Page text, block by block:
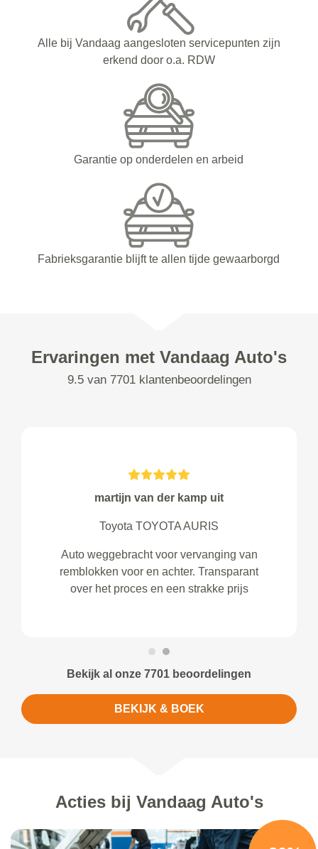
Alle bij Vandaag aangesloten servicepunten zijn
erkend door o.a. RDW
Garantie op onderdelen en arbeid
Fabrieksgarantie blijft te allen tijde gewaarborgd
Ervaringen met Vandaag Auto's
9.5 van 7701 klantenbeoordelingen
martijn van der kamp uit
Toyota TOYOTA AURIS
Auto weggebracht voor vervanging van
remblokken voor en achter. Transparant
over het proces en een strakke prijs
Bekijk al onze 7701 beoordelingen
BEKIJK & BOEK
Acties bij Vandaag Auto's